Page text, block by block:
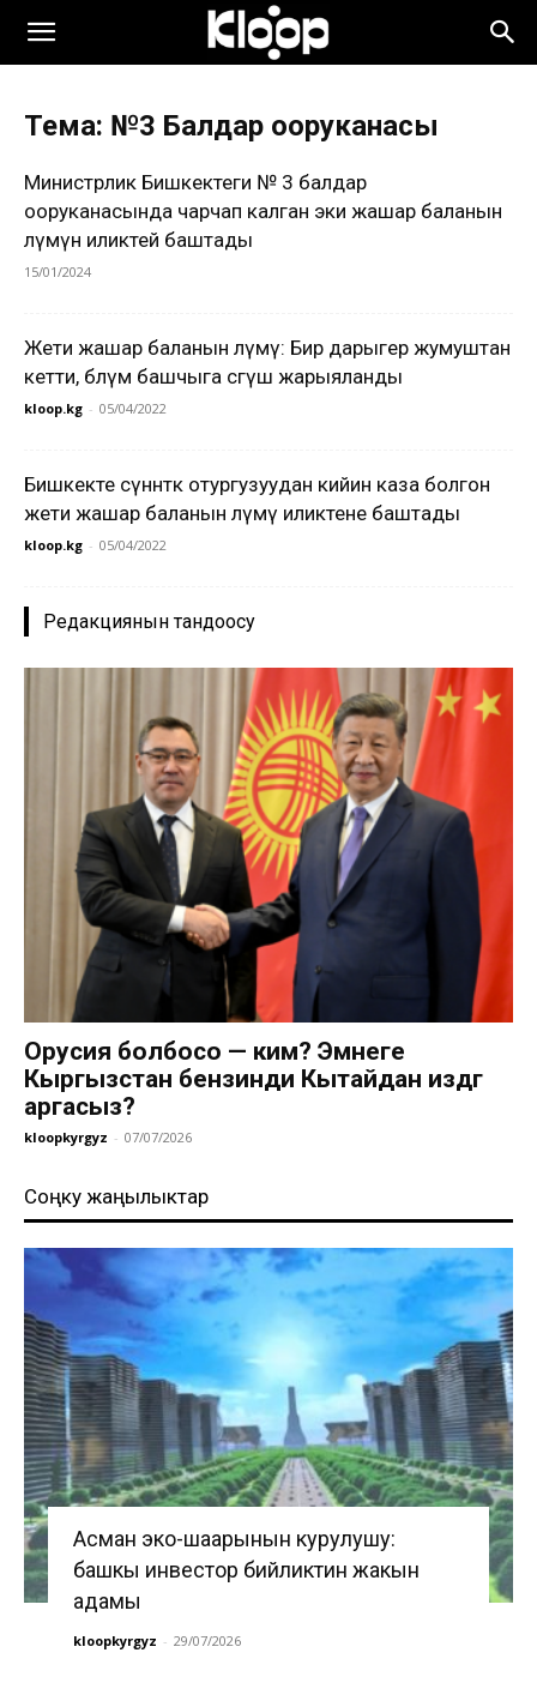
Тема: №3 Балдар ооруканасы
Министрлик Бишкектеги № 3 балдар
ооруканасында чарчап калган эки жашар баланын
өлүмүн иликтей баштады
15/01/2024
Жети жашар баланын өлүмү: Бир дарыгер жумуштан
кетти, бөлүм башчыга сөгүш жарыяланды
kloop.kg - 05/04/2022
Бишкекте сүннөткө отургузуудан кийин каза болгон
жети жашар баланын өлүмү иликтене баштады
kloop.kg - 05/04/2022
Редакциянын тандоосу
Орусия болбосо — ким? Эмнеге
Кыргызстан бензинди Кытайдан издөөгө
аргасыз?
kloopkyrgyz - 07/07/2026
Соңку жаңылыктар
Асман эко-шаарынын курулушу:
башкы инвестор бийликтин жакын
адамы
kloopkyrgyz - 29/07/2026